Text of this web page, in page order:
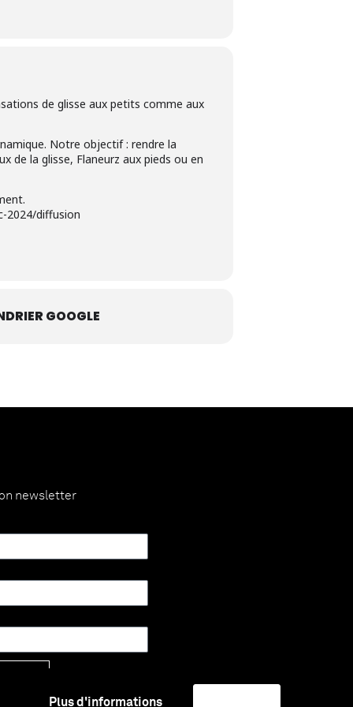
Plus d'informations
de glisse aux petits comme aux
Notre objectif : rendre la
de la glisse, Flaneurz aux pieds ou en
2024/diffusion
GOOGLE
newsletter